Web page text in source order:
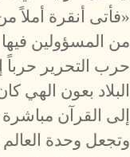
«فأتى أنقرة
من المسؤولين فيها
حرب التحرير حرباً
البلاد بعون الهي
إلى القرآن مباشرة
وتجعل وحدة العالم